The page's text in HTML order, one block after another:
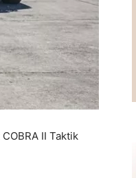
II Taktik